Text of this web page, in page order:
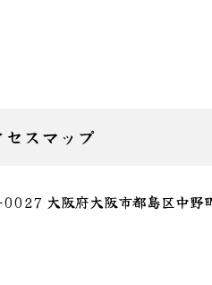
セスマップ
大阪府大阪市都島区中